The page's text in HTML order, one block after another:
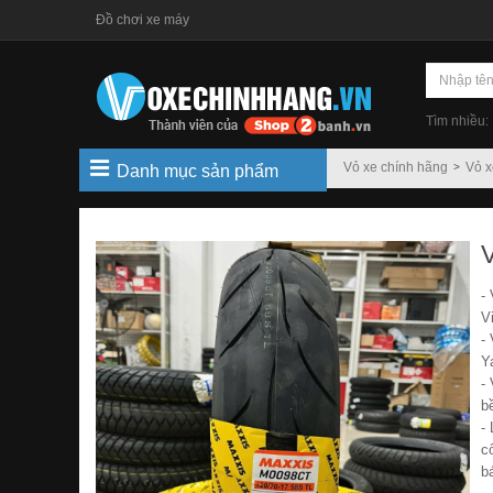
Đồ chơi xe máy
Tìm nhiều:
Vỏ xe chính hãng Vỏ
Danh mục sản phẩm
-
-
-
-